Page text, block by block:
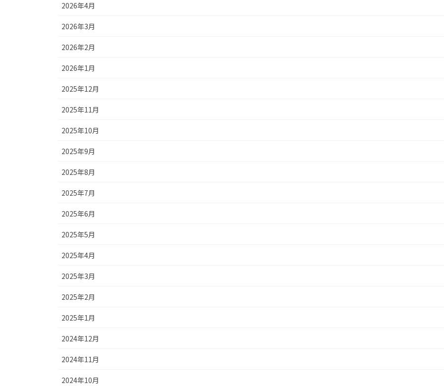
2026年4月
2026年3月
2026年2月
2026年1月
2025年12月
2025年11月
2025年10月
2025年9月
2025年8月
2025年7月
2025年6月
2025年5月
2025年4月
2025年3月
2025年2月
2025年1月
2024年12月
2024年11月
2024年10月